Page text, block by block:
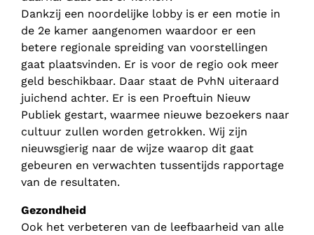
Dankzij een noordelijke lobby is er een motie in
de 2e kamer aangenomen waardoor er een
betere regionale spreiding van voorstellingen
gaat plaatsvinden. Er is voor de regio ook meer
geld beschikbaar. Daar staat de PvhN uiteraard
juichend achter. Er is een Proeftuin Nieuw
Publiek gestart, waarmee nieuwe bezoekers naar
cultuur zullen worden getrokken. Wij zijn
nieuwsgierig naar de wijze waarop dit gaat
gebeuren en verwachten tussentijds rapportage
van de resultaten.
Gezondheid
Ook het verbeteren van de leefbaarheid van alle